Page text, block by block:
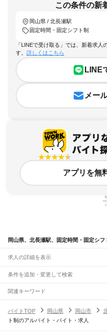
この条件の新
岡山県 / 北長瀬駅
固定時間・固定シフト制
「LINEで受け取る」では、新着求
す。 詳しくはこちら
LINE
メー
アプリを無
岡山県、北長瀬駅、固定時間・固定シ
求人の詳細を表示
条件を追加・変更して検索
市区町村を追加・変更
岡山県すべて
岡山市すべて
駅を追加・変更
職種を追加・変更
関連キーワード
バイトTOP
岡山県 岡山市
ト制のアルバイト・バイト・求人